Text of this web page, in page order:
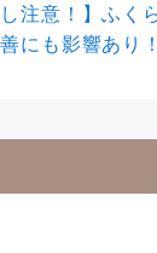
し注意！】ふく
にも影響あり！